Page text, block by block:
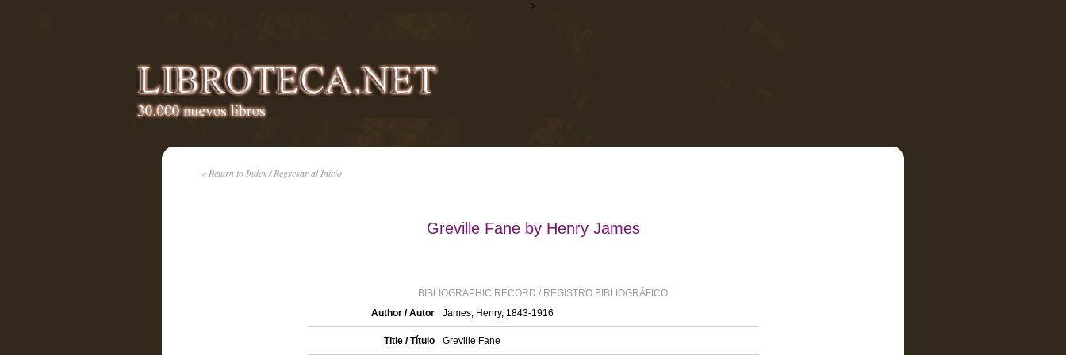
>
« Return to Index / Regresar al Inicio
Greville Fane by Henry James
BIBLIOGRAPHIC RECORD / REGISTRO BIBLIOGRÁFICO
Author / Autor
James, Henry, 1843-1916
Title / Título Greville Fane